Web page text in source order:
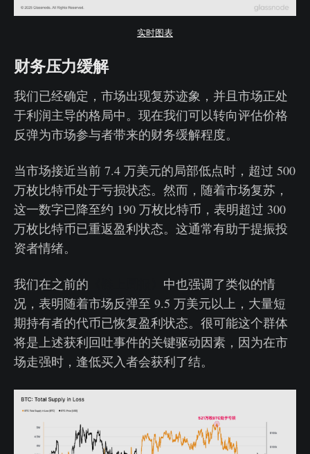
实时图表
财务压力缓解
我们已经确定，市场出现复苏迹象，并且市场正处
于利润主导的格局中。现在我们可以转向评估价格
反弹为市场参与者带来的财务缓解程度。
当市场接近当前 7.4 万美元的局部低点时，超过 500
万枚比特币处于亏损状态。然而，随着市场复苏，
这一数字已降至约 190 万枚比特币，表明超过 300
万枚比特币已重返盈利状态。这通常有助于提振投
资者情绪。
我们在之前的
中也强调了类似的情
况，表明随着市场反弹至 9.5 万美元以上，大量短
期持有者的代币已恢复盈利状态。很可能这个群体
将是上述获利回吐事件的关键驱动因素，因为在市
场走强时，逢低买入者会获利了结。